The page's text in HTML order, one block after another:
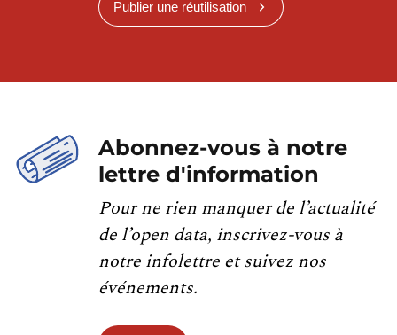
Publier une réutilisation
Abonnez-vous à notre
lettre d'information
Pour ne rien manquer de l’actualité
de l’open data, inscrivez-vous à
notre infolettre et suivez nos
événements.